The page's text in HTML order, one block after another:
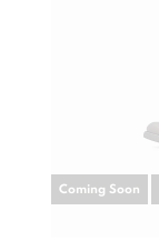
Coming Soon